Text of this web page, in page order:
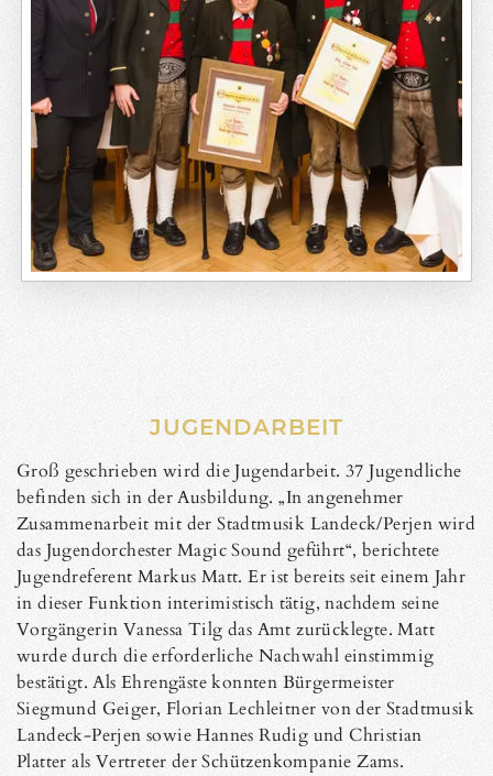
JUGENDARBEIT
Groß geschrieben wird die Jugendarbeit. 37 Jugendliche
befinden sich in der Ausbildung. „In angenehmer
Zusammenarbeit mit der Stadtmusik Landeck/Perjen wird
das Jugendorchester Magic Sound geführt“, berichtete
Jugendreferent Markus Matt. Er ist bereits seit einem Jahr
in dieser Funktion interimistisch tätig, nachdem seine
Vorgängerin Vanessa Tilg das Amt zurücklegte. Matt
wurde durch die erforderliche Nachwahl einstimmig
bestätigt. Als Ehrengäste konnten Bürgermeister
Siegmund Geiger, Florian Lechleitner von der Stadtmusik
Landeck-Perjen sowie Hannes Rudig und Christian
Platter als Vertreter der Schützenkompanie Zams.